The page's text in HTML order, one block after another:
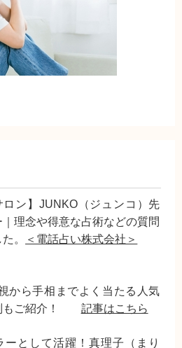
ン】JUNKO（ジュンコ）先
理念や得意な占術などの質問
。
＜電話占い株式会社＞
から手相までよく当たる人気
もご紹介！ 記事はこちら
として活躍！真理子（まり